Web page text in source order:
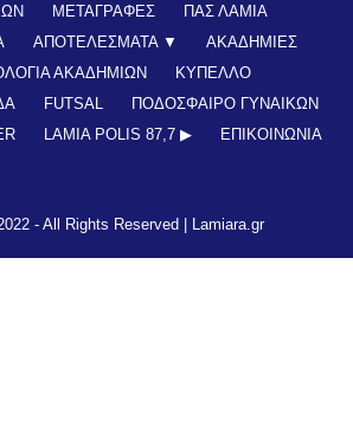
ΜΕΤΑΓΡΑΦΕΣ
ΠΑΣ ΛΑΜΙΑ
ΑΠΟΤΕΛΕΣΜΑΤΑ ▼
ΑΚΑΔΗΜΙΕΣ
ΑΚΑΔΗΜΙΩΝ
ΚΥΠΕΛΛΟ
FUTSAL
ΠΟΔΟΣΦΑΙΡΟ ΓΥΝΑΙΚΩΝ
LAMIA POLIS 87,7 ▶︎ ΕΠΙΚΟΙΝΩΝΊΑ
- All Rights Reserved | Lamiara.gr